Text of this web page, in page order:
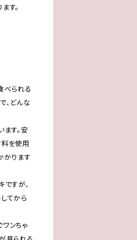
す。
べられる
、どんな
ます。安
料を使用
かります
ですが、
てから
ンちゃ